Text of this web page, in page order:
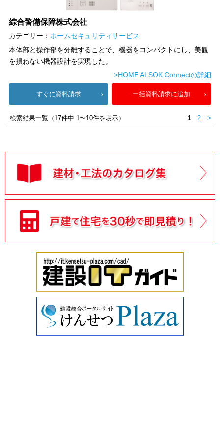
綜合警備保障株式会社
カテゴリー： ホームセキュリティサービス
本体部と操作部を分離することで、機器をコンパクトにし、美観
を損ねない機器設計を実現した。
>HOME ALSOK Connectの詳細
すぐに資料請求 一括資料請求に追加
検索結果一覧（17件中 1〜10件を表示） 1 2 >